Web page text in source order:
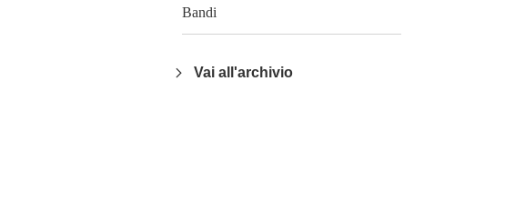
Bandi
Vai all'archivio